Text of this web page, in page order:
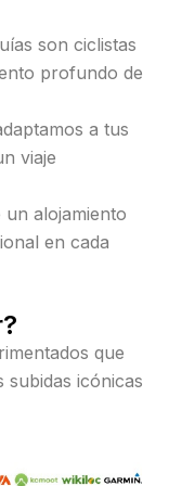
son ciclistas
profundo de
a tus
viaje
un alojamiento
en cada
que
subidas icónicas